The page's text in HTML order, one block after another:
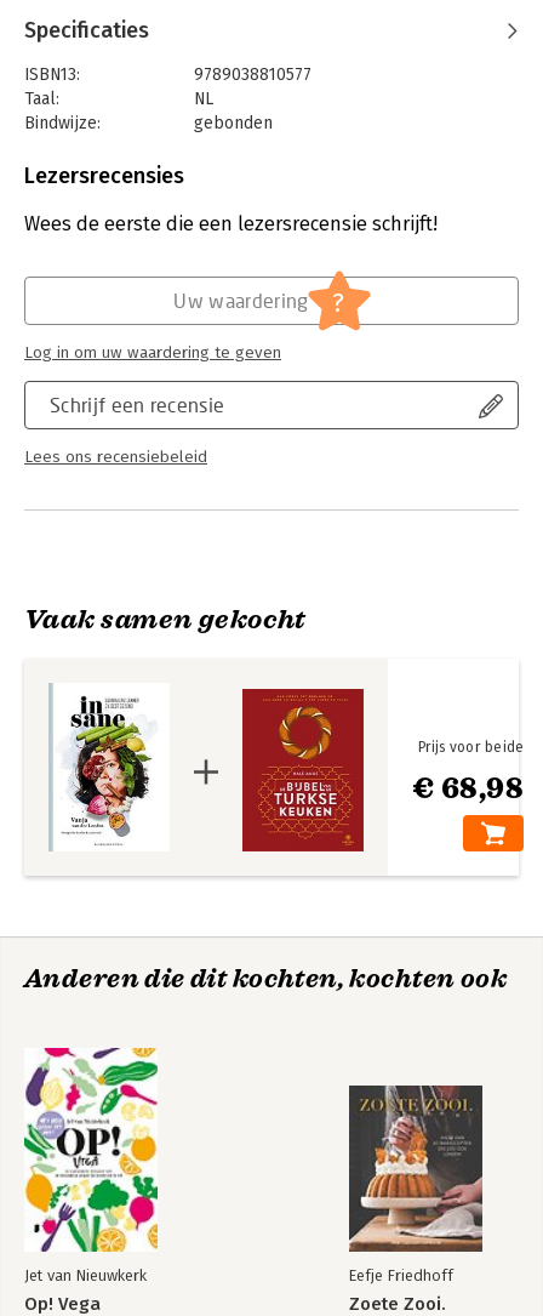
boodschap gebracht wordt, is echter wel anders. Auteur Vanja
van der Leeden toont met de nodige zelfspot en relativering
hoe zij een balans vond in haar eetgedrag. In Insane laat ze
zien hoe ze doorgaans thuis eet. Dat is altijd lekker en ‘best
gezond’. Want als ze één ding geleerd heeft in haar zoektocht
en dogmatisch mee om moet gaan.
Insane is een vrolijk boek bomvol smaak. De recepten zijn
verrassend, toegankelijk en nagelopen door een diëtist. Het
culinair fotograaf Remko Kraaijeveld.
Specificaties
ISBN13:
9789038810577
Taal:
NL
Bindwijze:
gebonden
Uitgever:
Verschijningsdatum:
19-1-2022
Lezersrecensies
Wees de eerste die een lezersrecensie schrijft!
Schrijf een recensie
Lees ons recensiebeleid
Uw waardering ?
Log in om uw waardering te geven
Vaak samen gekocht
€ 68,98
Prijs voor beide
Anderen die dit kochten, kochten ook
Jet van Nieuwkerk
Op! Vega
Eefje Friedhoff
Zoete Zooi.